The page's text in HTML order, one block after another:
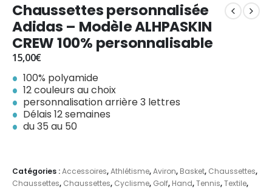
Chaussettes personnalisée
Adidas – Modèle ALHPASKIN
CREW 100% personnalisable
15,00€
100% polyamide
12 couleurs au choix
personnalisation arrière 3 lettres
Délais 12 semaines
du 35 au 50
Catégories :Accessoires,Athlétisme,Aviron, Basket, Chaussettes,
Chaussettes, Chaussettes, Cyclisme, Golf, Hand,Tennis,Textile,